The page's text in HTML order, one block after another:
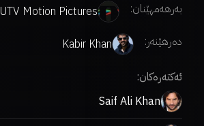
بەرهەمهێنان:
UTV Motion Pictures
دەرهێنەر:
Kabir Khan
ئەکتەرەکان:
Saif Ali Khan